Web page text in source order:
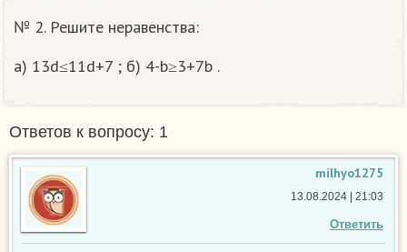
№ 2. Решите неравенства:
а) 13d≤11d+7 ; б) 4-b≥3+7b .
Ответов к вопросу: 1
milhyo1275
Ответить
13.08.2024 | 21:03